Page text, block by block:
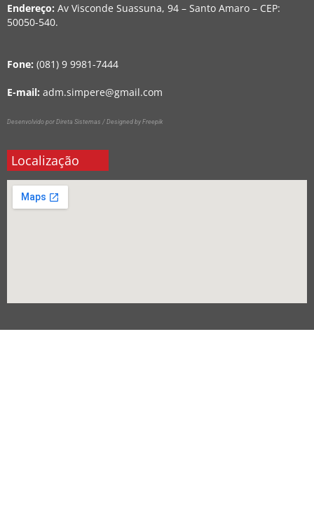
Endereço: Av Visconde Suassuna, 94 – Santo Amaro – CEP:
50050-540.
Fone: (081) 9 9981-7444
E-mail: adm.simpere@gmail.com
Desenvolvido por Direta Sistemas / Designed by Freepik
Localização